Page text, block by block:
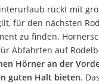
rückt mit
für den nächsten
zu finden.
Abfahrten auf
Hörner an der
guten Halt bieten.